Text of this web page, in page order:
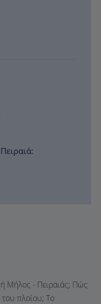
Μήλος - Πειραιάς; Πώς
του πλοίου; Το